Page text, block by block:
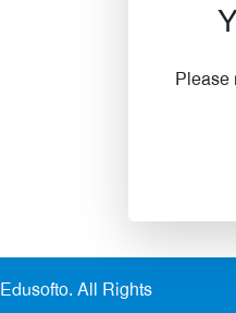
Please
Edusofto. All Rights